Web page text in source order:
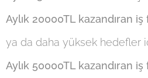
Aylık 20000TL kazandıran
ya da daha yüksek hedefler
Aylık 50000TL kazandıran